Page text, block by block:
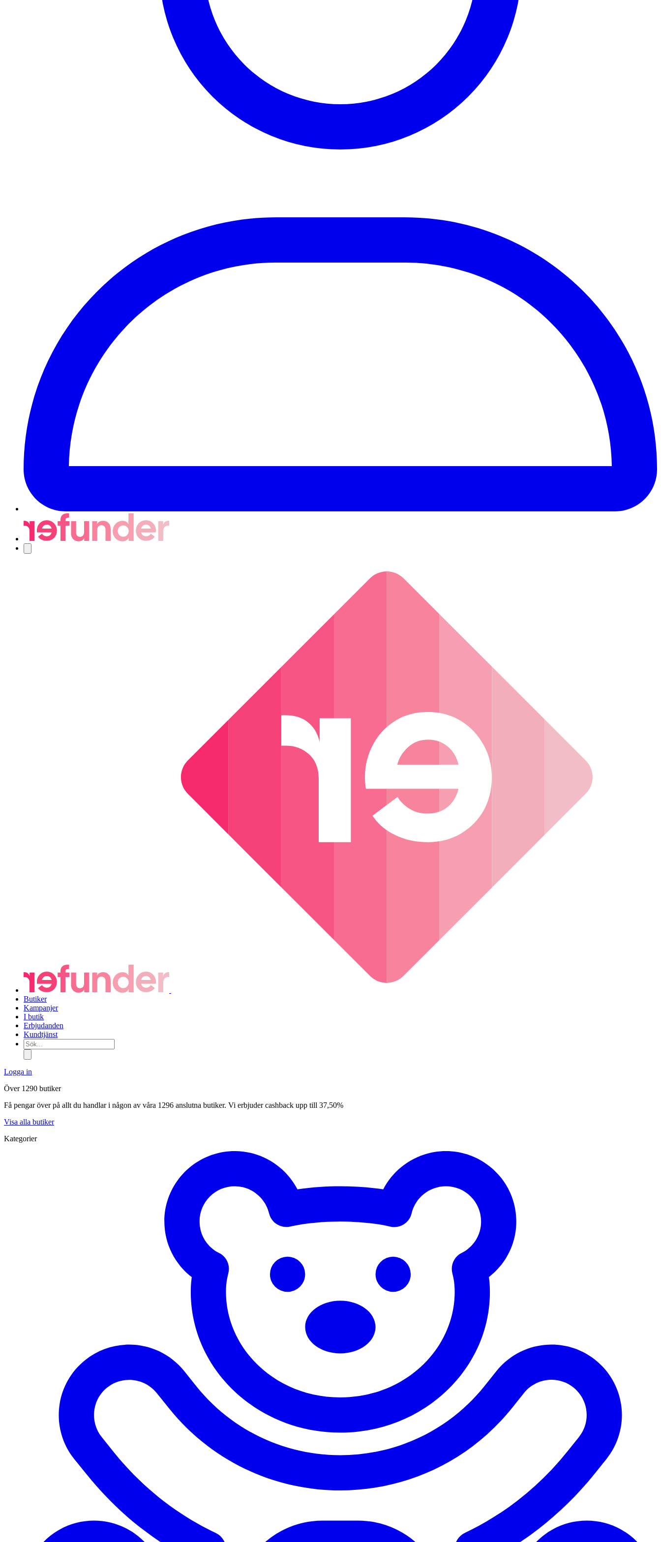
Butiker
Kampanjer
I butik
Erbjudanden
Kundtjänst
Sök...
Logga in
Över 1290 butiker
Få pengar över på allt du handlar i någon av våra 1296 anslutna butiker. Vi erbjuder cashback upp till 37,50%
Visa alla butiker
Kategorier